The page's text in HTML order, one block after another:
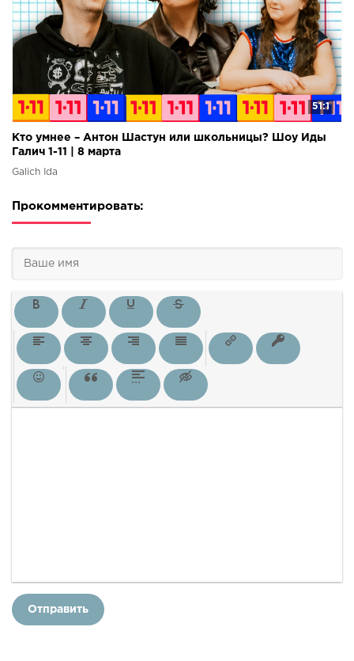
51:1
Кто умнее – Антон Шастун или школьницы? Шоу Иды
Галич 1-11 | 8 марта
Galich Ida
Прокомментировать:
Отправить